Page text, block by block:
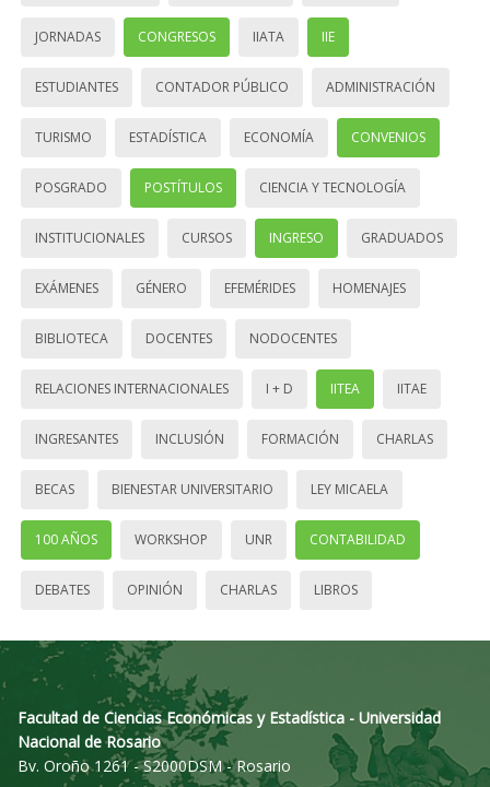
JORNADAS CONGRESOS IIATA IIE
ESTUDIANTES CONTADOR PÚBLICO ADMINISTRACIÓN
TURISMO ESTADÍSTICA ECONOMÍA CONVENIOS
POSGRADO POSTÍTULOS CIENCIA Y TECNOLOGÍA
INSTITUCIONALES CURSOS INGRESO GRADUADOS
EXÁMENES GÉNERO EFEMÉRIDES HOMENAJES
BIBLIOTECA DOCENTES NODOCENTES
RELACIONES INTERNACIONALES I + D IITEA IITAE
INGRESANTES INCLUSIÓN FORMACIÓN CHARLAS
BECAS BIENESTAR UNIVERSITARIO LEY MICAELA
100 AÑOS WORKSHOP UNR CONTABILIDAD
DEBATES OPINIÓN CHARLAS LIBROS
Facultad de Ciencias Económicas y Estadística - Universidad
Nacional de Rosario
Bv. Oroño 1261 - S2000DSM - Rosario